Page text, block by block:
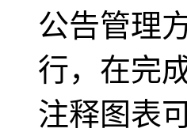
公告管理
行，在完
注释图表